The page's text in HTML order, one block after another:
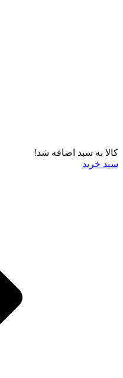
کالا به سبد اضافه شد!
سبد خرید